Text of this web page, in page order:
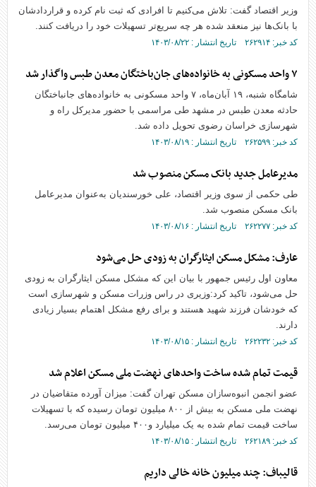
وزیر اقتصاد گفت: تلاش می‌کنیم تا افرادی که ثبت نام کرده و قراردادشان
با بانک‌ها نیز منعقد شده هر چه سریع‌تر تسهیلات خود را دریافت کنند.
کد خبر: ۲۶۲۹۱۴ تاریخ انتشار : ۱۴۰۳/۰۸/۲۲
۷ واحد مسکونی به خانواده‌های جان‌باختگان معدن طبس واگذار شد
شامگاه شنبه، ۱۹ آبان‌ماه، ۷ واحد مسکونی به خانواده‌های جانباختگان
حادثه معدن طبس در مشهد طی مراسمی با حضور مدیرکل راه و
شهرسازی خراسان رضوی تحویل داده شد.
کد خبر: ۲۶۲۵۹۹ تاریخ انتشار : ۱۴۰۳/۰۸/۱۹
مدیرعامل جدید بانک مسکن منصوب شد
طی حکمی از سوی وزیر اقتصاد، علی خورسندیان به‌عنوان مدیرعامل
بانک مسکن منصوب شد.
کد خبر: ۲۶۲۲۷۷ تاریخ انتشار : ۱۴۰۳/۰۸/۱۶
عارف: مشکل مسکن ایثارگران به زودی حل می‌شود
معاون اول رئیس جمهور با بیان این که مشکل مسکن ایثارگران به زودی
حل می‌شود، تاکید کرد:وزیری در راس وزرات مسکن و شهرسازی است
که خودشان فرزند شهید هستند و برای رفع مشکل اهتمام بسیار زیادی
دارند.
کد خبر: ۲۶۲۲۳۲ تاریخ انتشار : ۱۴۰۳/۰۸/۱۵
قیمت تمام شده ساخت واحد‌های نهضت ملی مسکن اعلام شد
عضو انجمن انبوه‌سازان مسکن تهران گفت: میزان آورده متقاضیان در
نهضت ملی مسکن به بیش از ۸۰۰ میلیون تومان رسیده که با تسهیلات
ساخت قیمت تمام شده به یک میلیارد و۴۰۰ میلیون تومان می‌رسد.
کد خبر: ۲۶۲۱۸۹ تاریخ انتشار : ۱۴۰۳/۰۸/۱۵
قالیباف: چند میلیون خانه خالی داریم